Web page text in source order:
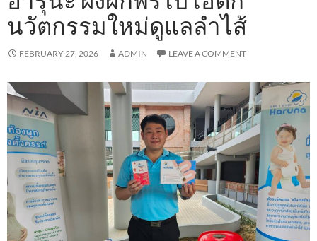
นวัตกรรมใหม่ดูแลลำไส้
FEBRUARY 27, 2026 ADMIN LEAVE A COMMENT